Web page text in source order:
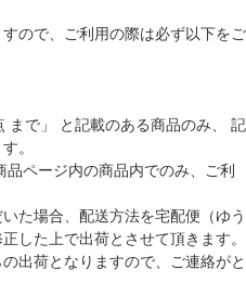
ので、ご利用の際は必ず以下をご
まで」 と記載のある商品のみ、 記
。
品ページ内の商品内でのみ、ご利
た場合、配送方法を宅配便（ゆう
した上で出荷とさせて頂きます。
出荷となりますので、ご連絡がと